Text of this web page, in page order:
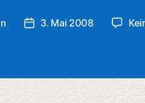
Veröffentlichungsdatum
3. Mai 2008